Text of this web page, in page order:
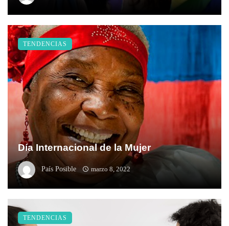
Día Internacional de la Mujer
País Posible marzo 8, 2022
TENDENCIAS
TENDENCIAS